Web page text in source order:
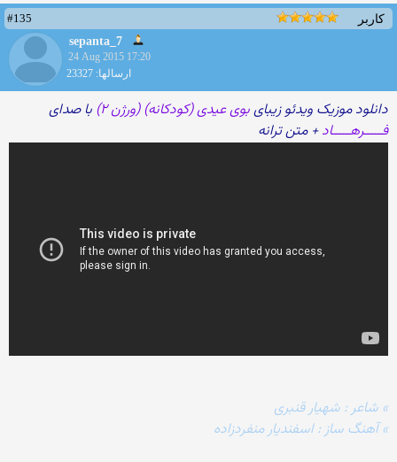
کاربر
#135
sepanta_7
24 Aug 2015 17:20
ارسالها: 23327
دانلود موزیک ویدئو زیبایبوی عیدی (کودکانه) (ورژن ۲)
با صدای
فـــــرهـــــاد+ متن ترانه
» شاعر : شهیار قنبری
» آهنگ ساز : اسفندیار منفردزاده